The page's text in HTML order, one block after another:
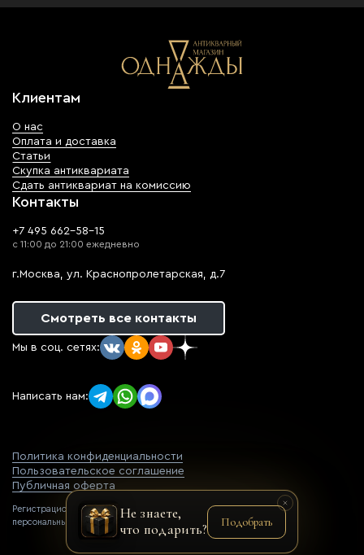
Клиентам
О нас
Оплата и доставка
Статьи
Скупка антиквариата
Сдать антиквариат на комиссию
Контакты
+7 495 662-58-15
с 11:00 до 21:00 ежедневно
г.Москва, ул. Краснопролетарская, д.7
Смотреть все контакты
Мы в соц. сетях:
Написать нам:
Политика конфиденциальности
Пользовательское соглашение
Публичная оферта
Регистрационный номер оператора
персональных данных: 77-22-069752
Не знаете,
что подарить?
Подобрать